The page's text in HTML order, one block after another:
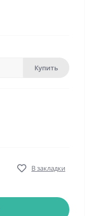
Купить
В закладки